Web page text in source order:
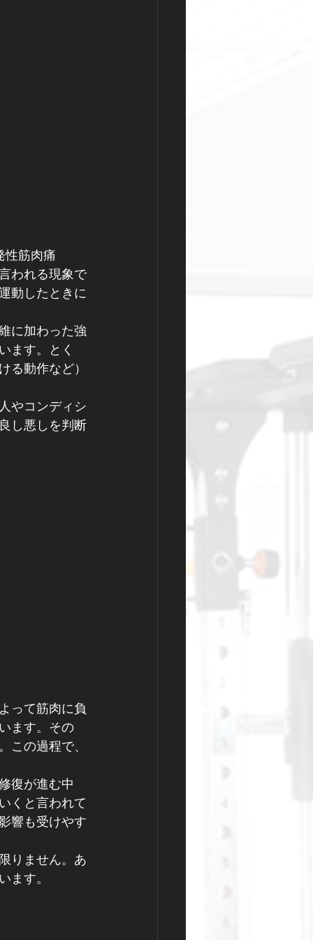
性筋肉痛
われる現象で
動したときに
に加わった強
ます。とく
る動作など）
やコンディシ
し悪しを判断
って筋肉に負
ます。その
この過程で、
復が進む中
くと言われて
響も受けやす
りません。あ
ます。